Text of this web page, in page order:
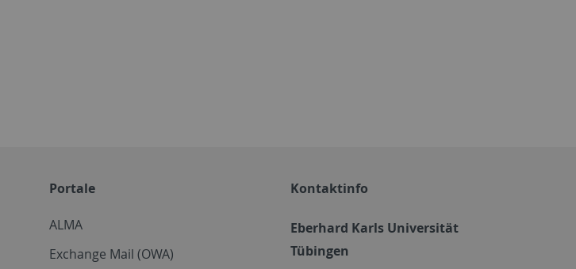
Portale
ALMA
Exchange Mail (OWA)
Kontaktinfo
Eberhard Karls Universität
Tübingen